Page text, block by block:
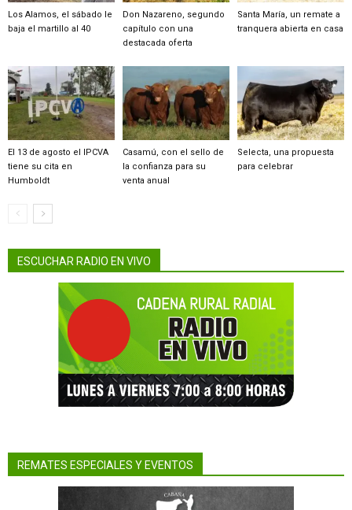
Los Alamos, el sábado le
baja el martillo al 40
Don Nazareno, segundo
capítulo con una
destacada oferta
Santa María, un remate a
tranquera abierta en casa
El 13 de agosto el IPCVA
tiene su cita en
Humboldt
Casamú, con el sello de
la confianza para su
venta anual
Selecta, una propuesta
para celebrar
ESCUCHAR RADIO EN VIVO
REMATES ESPECIALES Y EVENTOS